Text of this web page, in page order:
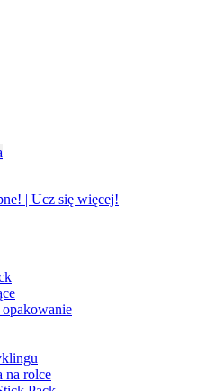
| Ucz się więcej!
na rolce